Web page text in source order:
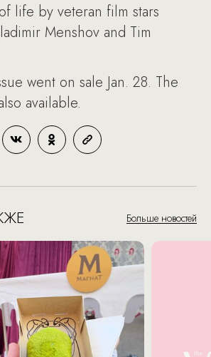
life by veteran film stars
Menshov and Tim
went on sale Jan. 28. The
available.
Больше новостей